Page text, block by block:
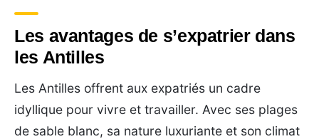
Les avantages de s’expatrier dans
les Antilles
Les Antilles offrent aux expatriés un cadre
idyllique pour vivre et travailler. Avec ses plages
de sable blanc, sa nature luxuriante et son climat